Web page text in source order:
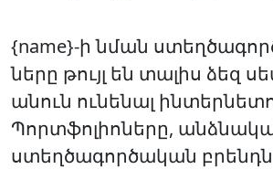
{name}-ի նման
ները թույլ են տալիս ձեզ
անուն ունենալ
Պորտֆոլիոները,
ստեղծագործական